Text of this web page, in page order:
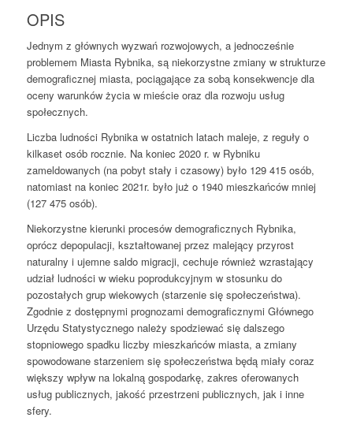
OPIS
Jednym z głównych wyzwań rozwojowych, a jednocześnie
problemem Miasta Rybnika, są niekorzystne zmiany w strukturze
demograficznej miasta, pociągające za sobą konsekwencje dla
oceny warunków życia w mieście oraz dla rozwoju usług
społecznych.
Liczba ludności Rybnika w ostatnich latach maleje, z reguły o
kilkaset osób rocznie. Na koniec 2020 r. w Rybniku
zameldowanych (na pobyt stały i czasowy) było 129 415 osób,
natomiast na koniec 2021r. było już o 1940 mieszkańców mniej
(127 475 osób).
Niekorzystne kierunki procesów demograficznych Rybnika,
oprócz depopulacji, kształtowanej przez malejący przyrost
naturalny i ujemne saldo migracji, cechuje również wzrastający
udział ludności w wieku poprodukcyjnym w stosunku do
pozostałych grup wiekowych (starzenie się społeczeństwa).
Zgodnie z dostępnymi prognozami demograficznymi Głównego
Urzędu Statystycznego należy spodziewać się dalszego
stopniowego spadku liczby mieszkańców miasta, a zmiany
spowodowane starzeniem się społeczeństwa będą miały coraz
większy wpływ na lokalną gospodarkę, zakres oferowanych
usług publicznych, jakość przestrzeni publicznych, jak i inne
sfery.